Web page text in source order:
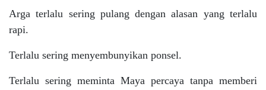
Arga terlalu sering pulang dengan alasan yang terlalu
rapi.
Terlalu sering menyembunyikan ponsel.
Terlalu sering meminta Maya percaya tanpa memberi